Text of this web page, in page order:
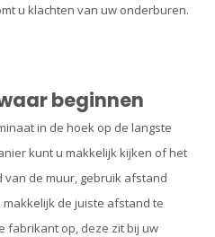
u klachten van uw onderburen.
beginnen
in de hoek op de langste
kunt u makkelijk kijken of het
de muur, gebruik afstand
de juiste afstand te
fabrikant op, deze zit bij uw